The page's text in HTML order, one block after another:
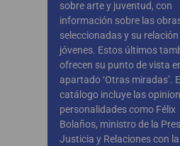
sobre arte y juventud, con
información sobre las
seleccionadas y su
jóvenes. Estos últimos
ofrecen su punto de vista
apartado ‘Otras miradas’. El
catálogo incluye las
personalidades como Félix
Bolaños, ministro de la
Justicia y Relaciones con